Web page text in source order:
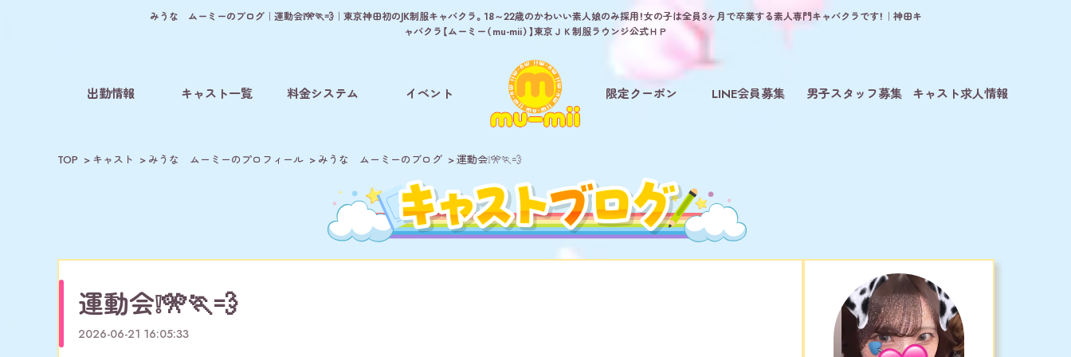
みうな ムーミーのブログ｜運動会❕🎌🏃💨｜東京神田初のJK制服キャバクラ。18～22歳のかわいい素人娘のみ採用！女の子は全員3ヶ月で卒業する素人専門キャバクラです！｜神田キ
ャバクラ【ムーミー（mu-mii）】東京ＪＫ制服ラウンジ公式ＨＰ
出勤情報 キャスト一覧 料金システム イベント 限定クーポン LINE会員募集 男子スタッフ募集 キャスト求人情報
TOP キャスト みうな ムーミーのプロフィール みうな ムーミーのブログ 運動会❕🎌🏃💨
運動会❕🎌🏃💨
2026-06-21 16:05:33